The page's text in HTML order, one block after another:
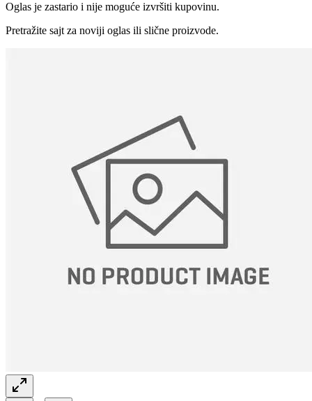
Oglas je zastario i nije moguće izvršiti kupovinu.
Pretražite sajt za noviji oglas ili slične proizvode.